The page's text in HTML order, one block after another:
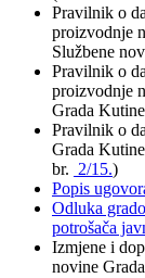
Pravilnik o
proizvodnje
Službene
Pravilnik o
proizvodnje
Grada
Pravilnik o
Grada
br. 2/15.)
Popis
Odluka
potrošača
Izmjene i
novine